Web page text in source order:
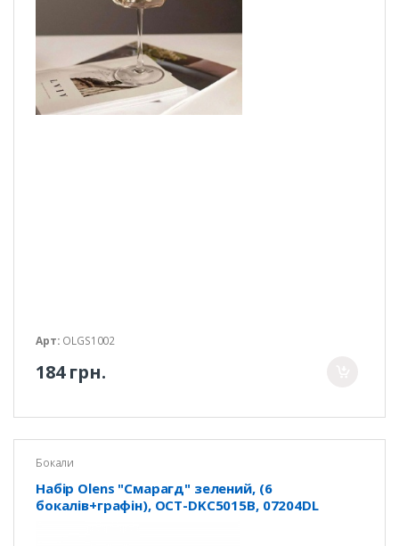
Арт: OLGS1002
184 грн.
Бокали
Набір Olens "Смарагд" зелений, (6
бокалів+графін), OCT-DKC5015B, 07204DL